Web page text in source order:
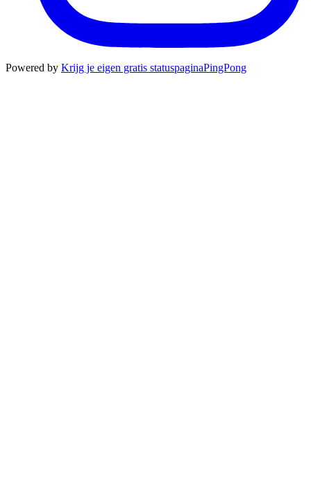
Powered by Krijg je eigen gratis statuspaginaPingPong